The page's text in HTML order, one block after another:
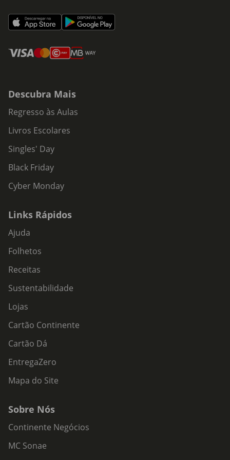
Descubra Mais
Regresso às Aulas
Livros Escolares
Singles' Day
Black Friday
Cyber Monday
Links Rápidos
Ajuda
Folhetos
Receitas
Sustentabilidade
Lojas
Cartão Continente
Cartão Dá
EntregaZero
Mapa do Site
Sobre Nós
Continente Negócios
MC Sonae